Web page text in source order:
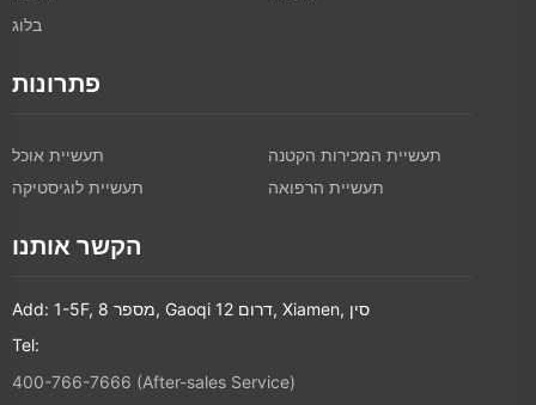
בלוג
פתרונות
תעשיית אוכל
תעשיית המכירות הקטנה
תעשיית לוגיסטיקה
תעשיית הרפואה
הקשר אותנו
Add: 1-5F, מספר 8, Gaoqi דרום 12, Xiamen, סין
Tel:
400-766-7666 (After-sales Service)